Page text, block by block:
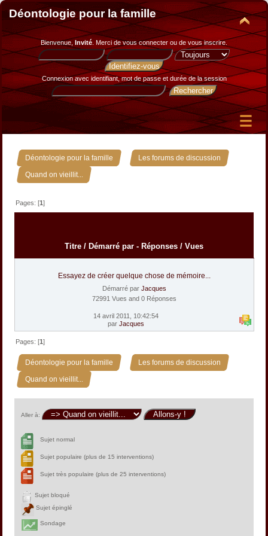
Déontologie pour la famille
Bienvenue, Invité. Merci devous connecter ou de vous inscrire.
Connexion avec identifiant, mot de passe et durée de la session
Déontologie pour la famille » Les forums de discussion »
Quand on vieillit...
Pages: [1]
Titre / Démarré par - Réponses / Vues
Essayez de créer quelque chose de mémoire...
Démarré par Jacques
72991 Vues and 0 Réponses
14 avril 2011, 10:42:54
par Jacques
Pages: [1]
Déontologie pour la famille » Les forums de discussion »
Quand on vieillit...
Aller à:
Sujet normal
Sujet populaire (plus de 15 interventions)
Sujet très populaire (plus de 25 interventions)
Sujet bloqué
Sujet épinglé
Sondage